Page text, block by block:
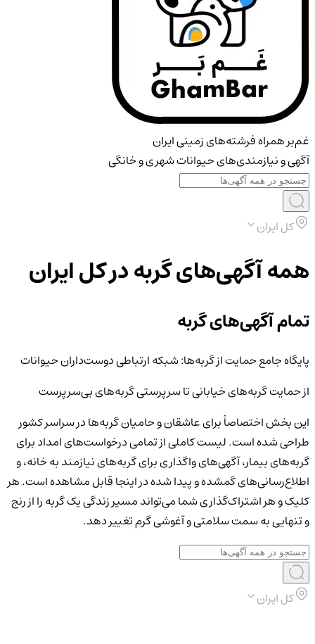
غم‌بر همراه فرشته‌های زمینی ایران
آگهی و نیازمندی‌های حیوانات شهری و خانگی
کل ایران
همه آگهی‌های گربه‌در کل ایران
تمام آگهی‌های گربه
پایگاه جامع حمایت از گربه‌ها: شبکه ارتباطی دوست‌داران حیوانات
از حمایت گربه‌های خیابانی تا سرپرستی گربه‌های بی‌سرپرست
این بخش اختصاصاً برای عاشقان و حامیان گربه‌ها در سراسر کشور
طراحی شده است. لیست کاملی از تمامی درخواست‌های امداد برای
گربه‌های بیمار، آگهی‌های واگذاری برای گربه‌های نیازمند به خانه، و
اطلاع‌رسانی‌های گمشده و پیدا شده در اینجا قابل مشاهده است. هر
کلیک و هر اشتراک‌گذاری شما می‌تواند مسیر زندگی یک گربه را از رنج
و تنهایی به سمت سلامتی و آغوشی گرم تغییر دهد.
کل ایران